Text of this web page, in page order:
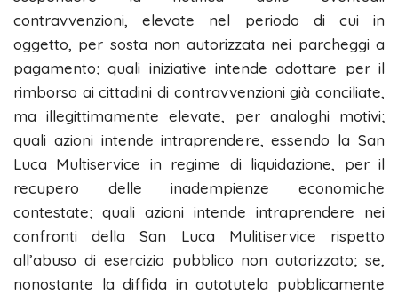
contravvenzioni, elevate nel periodo di cui in
oggetto, per sosta non autorizzata nei parcheggi a
pagamento; quali iniziative intende adottare per il
rimborso ai cittadini di contravvenzioni già conciliate,
ma illegittimamente elevate, per analoghi motivi;
quali azioni intende intraprendere, essendo la San
Luca Multiservice in regime di liquidazione, per il
recupero delle inadempienze economiche
contestate; quali azioni intende intraprendere nei
confronti della San Luca Mulitiservice rispetto
all’abuso di esercizio pubblico non autorizzato; se,
nonostante la diffida in autotutela pubblicamente